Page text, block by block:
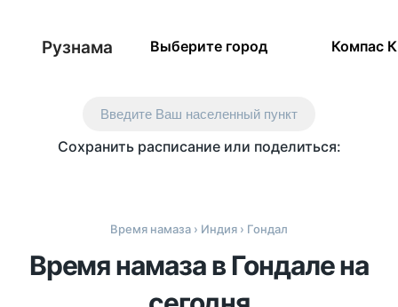
Рузнама Выберите город Компас
Введите Ваш населенный пункт
Сохранить расписание или поделиться:
Время намаза › Индия › Гондал
Время намаза в Гондале на